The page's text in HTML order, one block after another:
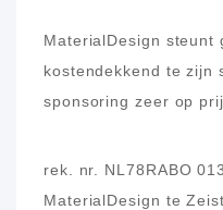
MaterialDesign steunt
kostendekkend te zijn
sponsoring zeer op
rek. nr. NL78RABO
MaterialDesign te Zeist